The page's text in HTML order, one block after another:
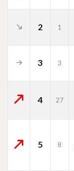
2
1
3
3
4
27
5 8